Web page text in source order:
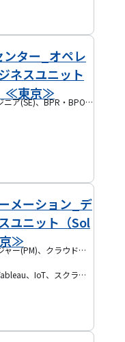
ター_オペレ
ネスユニット
≪東京≫
AI・機械学習エンジニア、システムエンジニア(SE)、BPR・BPOコンサルタント
メーション_デ
ユニット（Sol
≫
ITコンサルタント、プロジェクトマネージャー(PM)、クラウドエンジニア、フルスタックエンジニア、PMO
AWS、Azure、GCP、Power BI、SAP、Tableau、IoT、スクラッチ開発、SaaS、UIデザイン、UXデザイン、SAP S/4HANA、要件定義、アジャイル開発